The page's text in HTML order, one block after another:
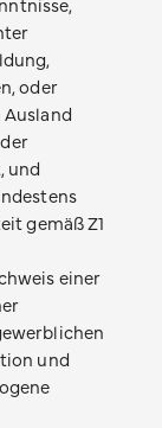
oder
und
gemäß Z1
einer
und